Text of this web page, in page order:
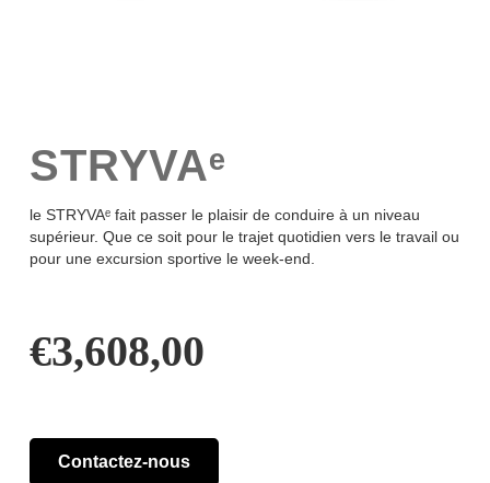
STRYVAᵉ
le STRYVAᵉ fait passer le plaisir de conduire à un niveau
supérieur. Que ce soit pour le trajet quotidien vers le travail ou
pour une excursion sportive le week-end.
€3,608,00
Contactez-nous